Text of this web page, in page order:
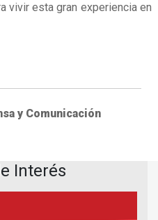
vivir esta gran experiencia en
y Comunicación
Interés